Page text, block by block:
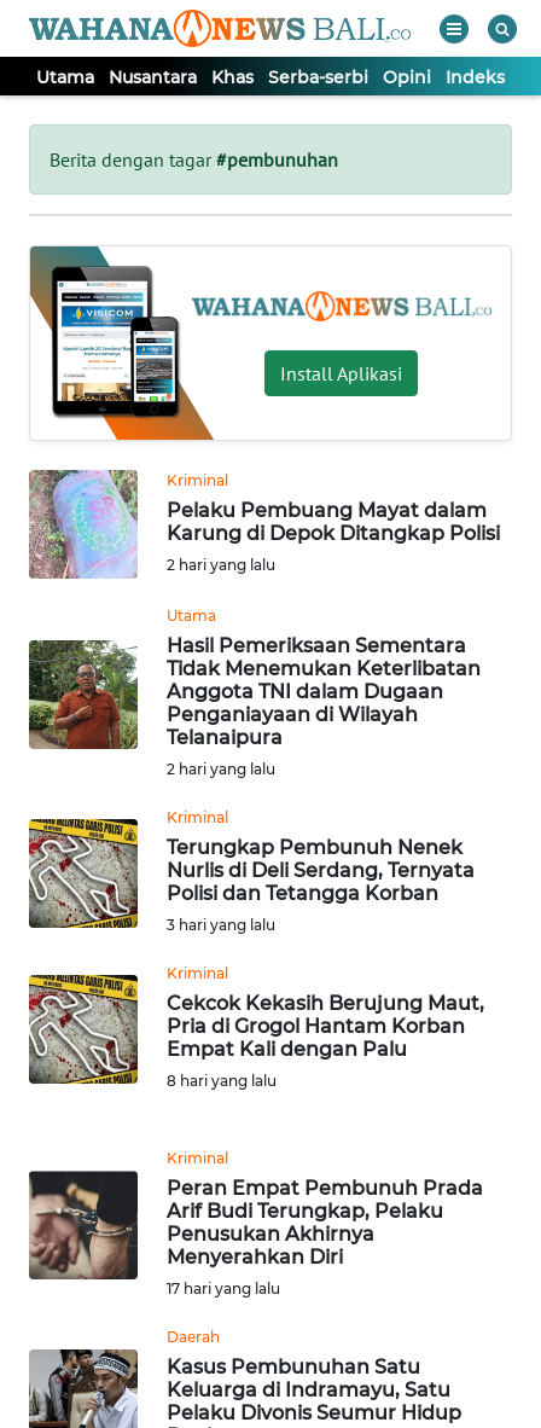
Utama Nusantara Khas Serba-serbi Opini Indeks
Berita dengan tagar#pembunuhan
Install Aplikasi
Kriminal
Pelaku Pembuang Mayat dalam
Karung di Depok Ditangkap Polisi
2 hari yang lalu
Utama
Hasil Pemeriksaan Sementara
Tidak Menemukan Keterlibatan
Anggota TNI dalam Dugaan
Penganiayaan di Wilayah
Telanaipura
2 hari yang lalu
Kriminal
Terungkap Pembunuh Nenek
Nurlis di Deli Serdang, Ternyata
Polisi dan Tetangga Korban
3 hari yang lalu
Kriminal
Cekcok Kekasih Berujung Maut,
Pria di Grogol Hantam Korban
Empat Kali dengan Palu
8 hari yang lalu
Kriminal
Peran Empat Pembunuh Prada
Arif Budi Terungkap, Pelaku
Penusukan Akhirnya
Menyerahkan Diri
17 hari yang lalu
Daerah
Kasus Pembunuhan Satu
Keluarga di Indramayu, Satu
Pelaku Divonis Seumur Hidup
Tutup
UTAMA
NUSANTARA
KHAS
SERBA-
SERBI
OPINI
Informasi
BERITA
KONTAK
KAMI
IKLAN
TENTANG
KAMI
PEDOMAN
MEDIA
SIBER
KARIR
DISCLAIMER
WN